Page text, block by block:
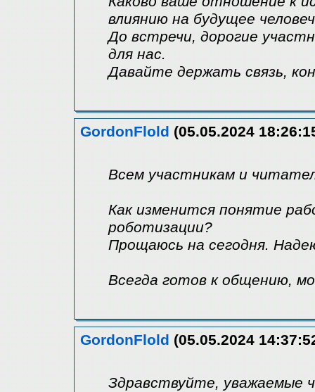
влиянию на будущее
До встречи, дорогие
для нас.
Давайте держать связь,
GordonFlold (05.05.2024
Всем участникам и
Как изменится понятие
роботизации?
Прощаюсь на сегодня.
Всегда готов к общению,
GordonFlold (05.05.2024
Здравствуйте, уважаемые